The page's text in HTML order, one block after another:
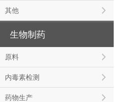
其他
生物制药
原料
内毒素检测
药物生产